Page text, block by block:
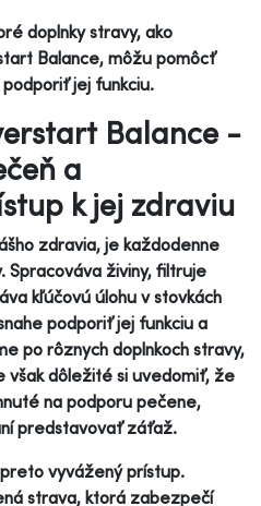
doplnky stravy, ako
Balance, môžu pomôcť
jej funkciu.
Balance -
a
k jej zdraviu
zdravia, je každodenne
Spracováva živiny, filtruje
kľúčovú úlohu v stovkách
podporiť jej funkciu a
po rôznych doplnkoch stravy,
však dôležité si uvedomiť, že
na podporu pečene,
predstavovať záťaž.
vyvážený prístup.
strava, ktorá zabezpečí